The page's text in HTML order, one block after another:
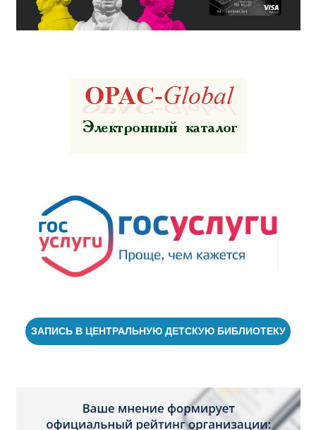
ЗАПИСЬ В ЦЕНТРАЛЬНУЮ ДЕТСКУЮ БИБЛИОТЕКУ